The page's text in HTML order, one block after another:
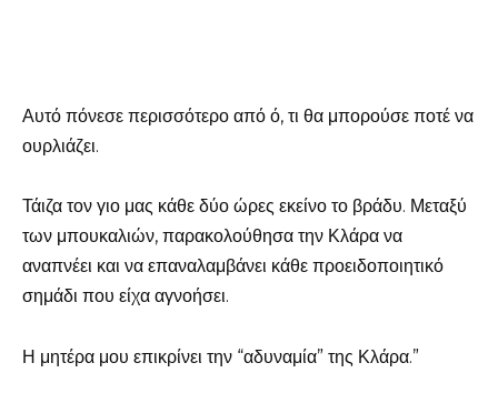
Αυτό πόνεσε περισσότερο από ό, τι θα μπορούσε ποτέ να
ουρλιάζει.
Τάιζα τον γιο μας κάθε δύο ώρες εκείνο το βράδυ. Μεταξύ
των μπουκαλιών, παρακολούθησα την Κλάρα να
αναπνέει και να επαναλαμβάνει κάθε προειδοποιητικό
σημάδι που είχα αγνοήσει.
Η μητέρα μου επικρίνει την “αδυναμία” της Κλάρα.”